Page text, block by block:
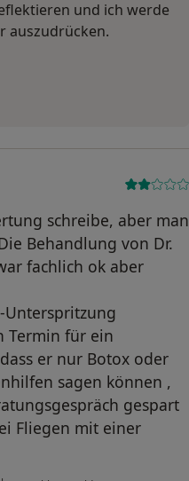
und ich werde
auszudrücken.
schreibe, aber man
Behandlung von Dr.
fachlich ok aber
Unterspritzung
Termin für ein
er nur Botox oder
sagen können ,
gespart
Fliegen mit einer